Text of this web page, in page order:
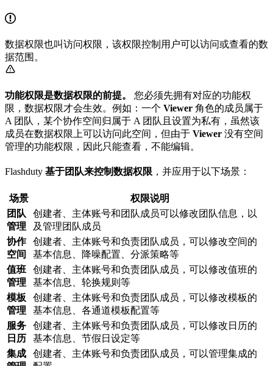
数据权限也叫访问权限，该权限控制用户可以访问或查看的数
据范围。
功能权限是数据权限的前提。
您必须先拥有对应的功能权
限，数据权限才会生效。例如：一个 Viewer 角色的成员属于
A 团队，某个协作空间归属于 A 团队且设置为私有，虽然该
成员在数据权限上可以访问此空间，但由于 Viewer 没有空间
管理的功能权限，因此只能查看，不能编辑。
Flashduty 基于团队来控制数据权限 ，并应用于以下场景：
场景
权限说明
团队
管理
创建者、主体账号和团队成员可以修改团队信息，以
及管理团队成员
协作
空间
创建者、主体账号和负责团队成员，可以修改空间的
基本信息、降噪配置、分派策略等
值班
管理
创建者、主体账号和负责团队成员，可以修改值班的
基本信息、轮换规则等
模板
管理
创建者、主体账号和负责团队成员，可以修改模板的
基本信息、各通道模板配置等
服务
日历
创建者、主体账号和负责团队成员，可以修改日历的
基本信息、节假日设定等
集成
创建者、主体账号和负责团队成员，可以管理集成的